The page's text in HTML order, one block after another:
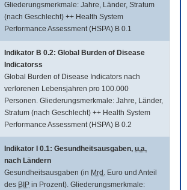
Gliederungsmerkmale: Jahre, Länder, Stratum
(nach Geschlecht) ++ Health System
Performance Assessment (HSPA) B 0.1
Indikator B 0.2: Global Burden of Disease
Indicatorss
Global Burden of Disease Indicators nach
verlorenen Lebensjahren pro 100.000
Personen. Gliederungsmerkmale: Jahre, Länder,
Stratum (nach Geschlecht) ++ Health System
Performance Assessment (HSPA) B 0.2
Indikator I 0.1: Gesundheitsausgaben, u.a.
nach Ländern
Gesundheitsausgaben (in Mrd. Euro und Anteil
des BIP in Prozent). Gliederungsmerkmale: